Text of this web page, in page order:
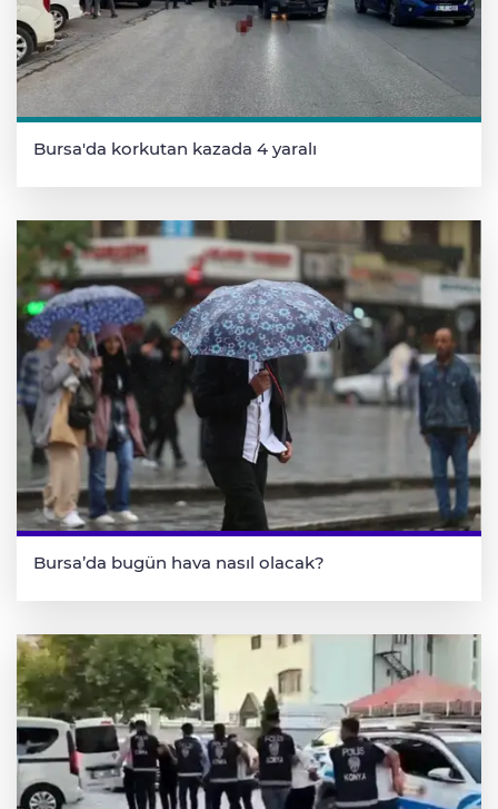
Bursa'da korkutan kazada 4 yaralı
Bursa’da bugün hava nasıl olacak?